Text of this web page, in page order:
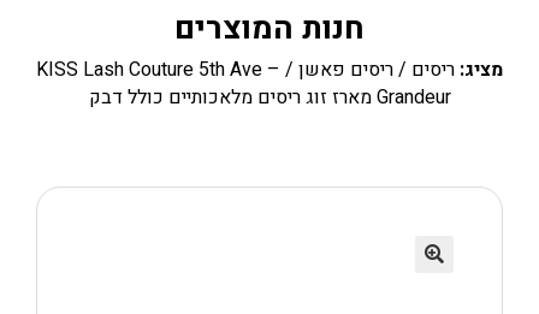
חנות המוצרים
מציג: ריסים /ריסים פאשן
/ KISS Lash Couture 5th Ave –
Grandeur מארז זוג ריסים מלאכותיים כולל דבק